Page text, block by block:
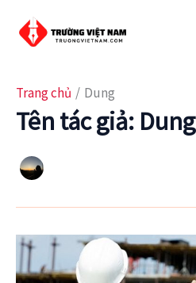
Trang chủ
Dung
Tên tác giả: Dung